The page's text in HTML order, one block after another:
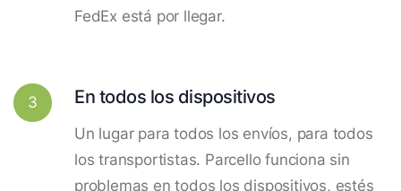
FedEx está por llegar.
3 En todos los dispositivos
Un lugar para todos los envíos, para todos
los transportistas. Parcello funciona sin
problemas en todos los dispositivos, estés